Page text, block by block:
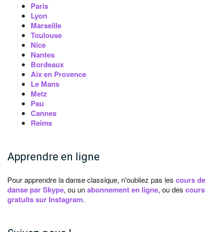
Paris
Lyon
Marseille
Toulouse
Nice
Nantes
Bordeaux
Aix en Provence
Le Mans
Metz
Pau
Cannes
Reims
Apprendre en ligne
Pour apprendre la danse classique, n'oubliez pas les cours de
danse par Skype, ou unabonnement en ligne, ou des cours
gratuits sur Instagram.